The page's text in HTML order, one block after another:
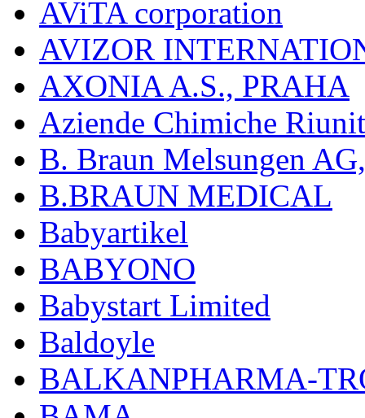
AViTA corporation
AVIZOR
AXONIA A.S., PRAHA
Aziende Chimiche
B. Braun Melsungen
B.BRAUN MEDICAL
Babyartikel
BABYONO
Babystart Limited
Baldoyle
BALKANPHARMA-